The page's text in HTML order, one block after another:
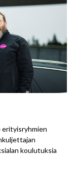
erityisryhmien
koulutuksia